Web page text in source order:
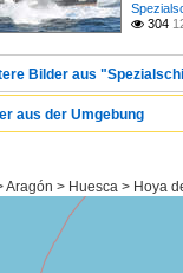
 304
Bilder aus
aus der Umgebung
Aragón > Huesca > Hoya